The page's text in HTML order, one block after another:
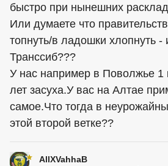
быстро при нынешних
Или думаете что
топнуть/в ладошки хлопнуть -
Транссиб???
У нас например в Поволжье 1
лет засуха.У вас на Алтае
самое.Что тогда в
этой второй ветке??
AllXVahhaB